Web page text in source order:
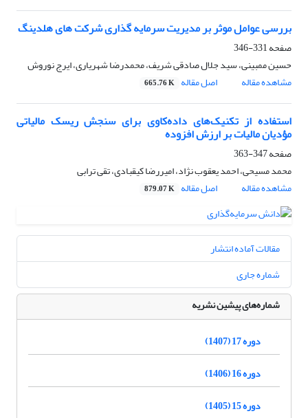
بررسی عوامل موثر بر مدیریت سرمایه گذاری شرکت های هلدینگ
صفحه331-346
حسین ممبینی، سید جلال صادقی شریف، محمدرضا شهریاری، ایرج نوروش
مشاهده مقاله
اصل مقاله 665.76 K
استفاده از تکنیک‌های داده‌کاوی برای سنجش ریسک مالیاتی
مؤدیان مالیات بر ارزش افزوده
صفحه347-363
محمد مسیحی، احمد یعقوب نژاد، امیررضا کیقبادی، تقی ترابی
مشاهده مقاله
اصل مقاله 879.07 K
مقالات آماده انتشار
شماره جاری
شماره‌های پیشین نشریه
دوره 17 (1407)
دوره 16 (1406)
دوره 15 (1405)